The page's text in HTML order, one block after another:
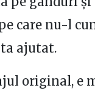
care nu-l
ajutat.
original, e